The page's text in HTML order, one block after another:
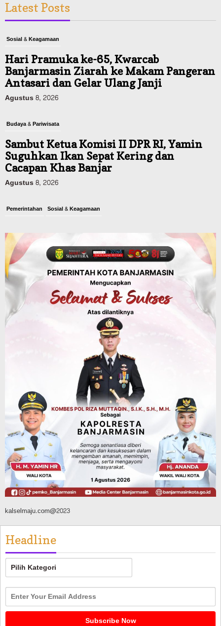
Latest Posts
Sosial & Keagamaan
Hari Pramuka ke-65, Kwarcab
Banjarmasin Ziarah ke Makam Pangeran
Antasari dan Gelar Ulang Janji
Agustus 8, 2026
Budaya & Pariwisata
Sambut Ketua Komisi II DPR RI, Yamin
Suguhkan Ikan Sepat Kering dan
Cacapan Khas Banjar
Agustus 8, 2026
Pemerintahan Sosial & Keagamaan
Digital, Target 30 Persen IKD Masih
Jauh, Komisi II DPR Turun Tangan
Agustus 7, 2026
Dinas PUPR Kalsel Headline Pembangunan
Jalan Veteran Km 5,5 Sungai Lulut
Dibuka Pasca Retak dan Amblas,
Angkutan Bertonase 6 Ton Lebih Tak
Diperbolehkan Melintas
Headline
Panaskan Kembali Arena Panjat Tebing,
FPTI Banjarmasin Siapkan Sirkuit se-
Kalsel
Agustus 8, 2026
kalselmaju.com@2023
Headline
Headline